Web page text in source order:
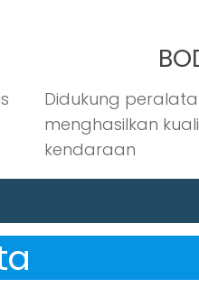
Didukung
menghasilkan
kendaraan